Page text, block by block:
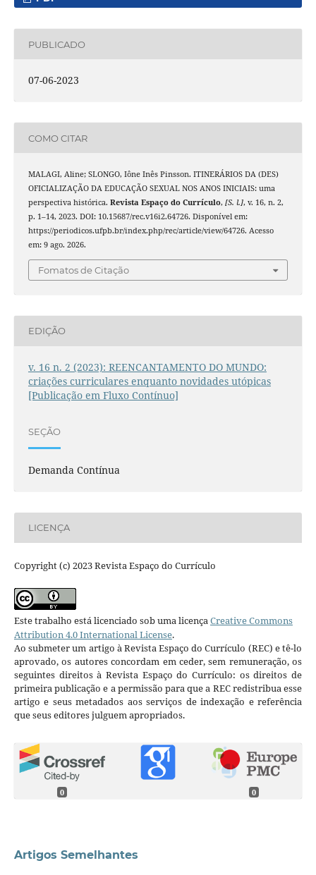
PUBLICADO
07-06-2023
COMO CITAR
MALAGI, Aline; SLONGO, Iône Inês Pinsson. ITINERÁRIOS DA (DES)
OFICIALIZAÇÃO DA EDUCAÇÃO SEXUAL NOS ANOS INICIAIS: uma
perspectiva histórica. Revista Espaço do Currículo, [S. l.], v. 16, n. 2,
p. 1–14, 2023. DOI: 10.15687/rec.v16i2.64726. Disponível em:
https://periodicos.ufpb.br/index.php/rec/article/view/64726. Acesso
em: 9 ago. 2026.
Fomatos de Citação
EDIÇÃO
v. 16 n. 2 (2023): REENCANTAMENTO DO MUNDO:
criações curriculares enquanto novidades utópicas
[Publicação em Fluxo Contínuo]
SEÇÃO
Demanda Contínua
LICENÇA
Copyright (c) 2023 Revista Espaço do Currículo
Este trabalho está licenciado sob uma licençaCreative Commons
Attribution 4.0 International License.
Ao submeter um artigo à Revista Espaço do Currículo (REC) e tê-lo
aprovado, os autores concordam em ceder, sem remuneração, os
seguintes direitos à Revista Espaço do Currículo: os direitos de
primeira publicação e a permissão para que a REC redistribua esse
artigo e seus metadados aos serviços de indexação e referência
que seus editores julguem apropriados.
0 0
Artigos Semelhantes